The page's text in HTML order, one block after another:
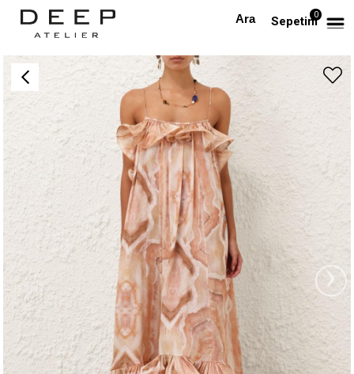
Sepetim0
Anasayfa PREMIUM İp Askılı Pliseli Desenli Maksi Keten Premium Elbise
›